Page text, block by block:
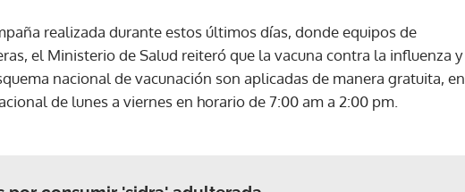
realizada durante estos últimos días, donde equipos de
el Ministerio de Salud reiteró que la vacuna contra la influenza y
nacional de vacunación son aplicadas de manera gratuita, en
de lunes a viernes en horario de 7:00 am a 2:00 pm.